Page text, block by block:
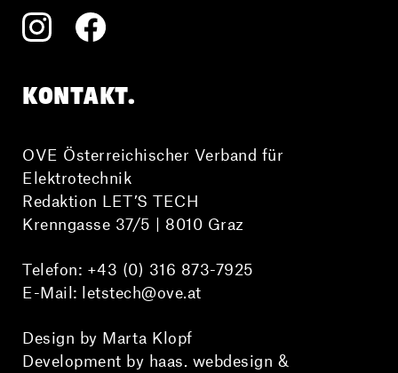
KONTAKT.
OVE Österreichischer Verband für
Elektrotechnik
Redaktion LET’S TECH
Krenngasse 37/5 | 8010 Graz
Telefon: +43 (0) 316 873-7925
E-Mail: letstech@ove.at
Design by Marta Klopf
Development by haas. webdesign &